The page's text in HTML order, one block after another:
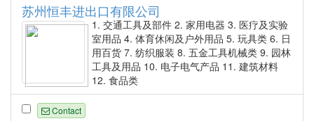
苏州恒丰进出口有限公司
1. 交通工具及部件 2. 家用电器 3. 医疗及实验
室用品 4. 体育休闲及户外用品 5. 玩具类 6. 日
用百货 7. 纺织服装 8. 五金工具机械类 9. 园林
工具及用品 10. 电子电气产品 11. 建筑材料
12. 食品类
Contact